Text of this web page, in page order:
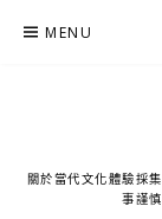
MENU
關於當代文化體驗採
事謹